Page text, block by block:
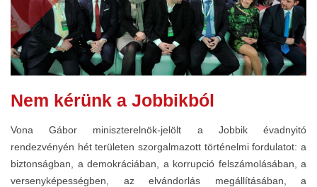
Nem kérünk a Jobbikból
Vona Gábor miniszterelnök-jelölt a Jobbik évadnyitó
rendezvényén hét területen szorgalmazott történelmi fordulatot: a
biztonságban, a demokráciában, a korrupció felszámolásában, a
versenyképességben, az elvándorlás megállításában, a